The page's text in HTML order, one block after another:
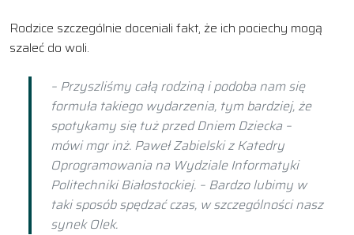
Rodzice szczególnie doceniali fakt, że ich pociechy mogą
szaleć do woli.
– Przyszliśmy całą rodziną i podoba nam się
formuła takiego wydarzenia, tym bardziej, że
spotykamy się tuż przed Dniem Dziecka –
mówi mgr inż. Paweł Zabielski z Katedry
Oprogramowania na Wydziale Informatyki
Politechniki Białostockiej. – Bardzo lubimy w
taki sposób spędzać czas, w szczególności nasz
synek Olek.